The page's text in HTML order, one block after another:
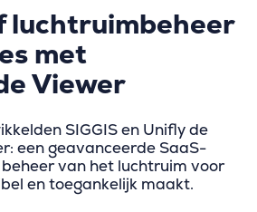
luchtruimbeheer
met
Viewer
SIGGIS en Unifly de
een geavanceerde SaaS-
van het luchtruim voor
en toegankelijk maakt.